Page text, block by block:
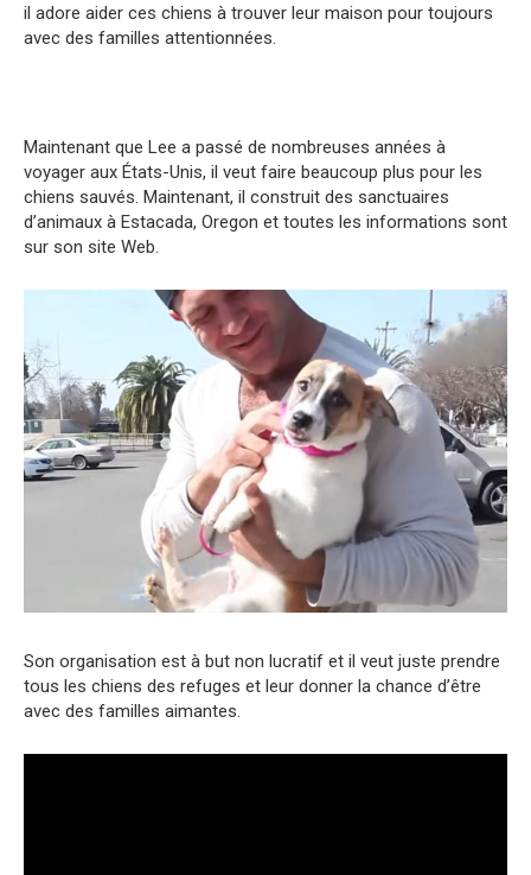
il adore aider ces chiens à trouver leur maison pour toujours
avec des familles attentionnées.
Maintenant que Lee a passé de nombreuses années à
voyager aux États-Unis, il veut faire beaucoup plus pour les
chiens sauvés. Maintenant, il construit des sanctuaires
d’animaux à Estacada, Oregon et toutes les informations sont
sur son site Web.
Son organisation est à but non lucratif et il veut juste prendre
tous les chiens des refuges et leur donner la chance d’être
avec des familles aimantes.